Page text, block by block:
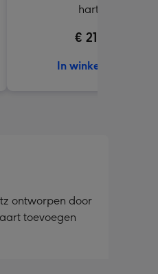
harten
€ 21,99
In winkelmand
ontworpen door
toevoegen